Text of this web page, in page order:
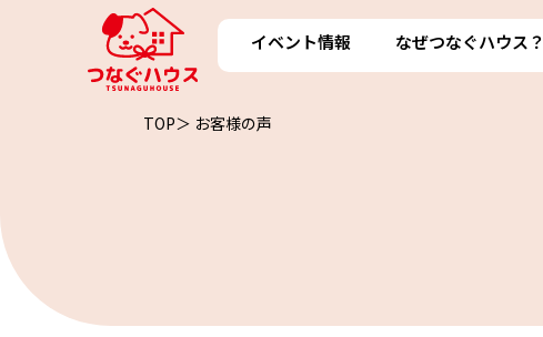
イベント情報 なぜつなぐハウス？
TOP＞ お客様の声